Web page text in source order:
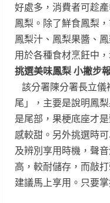
好處多，消費者可趁
鳳梨。除了鮮食鳳梨
鳳梨汁、鳳梨果醬、
用於各種食材烹飪中
挑選美味鳳梨 小撇步
該分署陳分署長立儀
尾」，主要是說明鳳
是尾部，果梗底座才
感較甜。另外挑選時
及辨別享用時機，聲
高，較耐儲存，而敲
建議馬上享用。只要